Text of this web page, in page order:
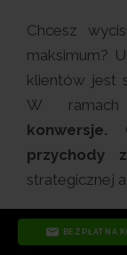
Chcesz
maksimum?
klientów jest
W
konwersje.
przychody
strategicznej
BEZPŁATNA